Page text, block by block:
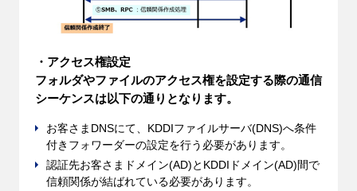
・アクセス権設定
フォルダやファイルのアクセス権を設定する際の通信
シーケンスは以下の通りとなります。
お客さまDNSにて、KDDIファイルサーバ(DNS)へ条件
付きフォワーダーの設定を行う必要があります。
認証先お客さまドメイン(AD)とKDDIドメイン(AD)間で
信頼関係が結ばれている必要があります。